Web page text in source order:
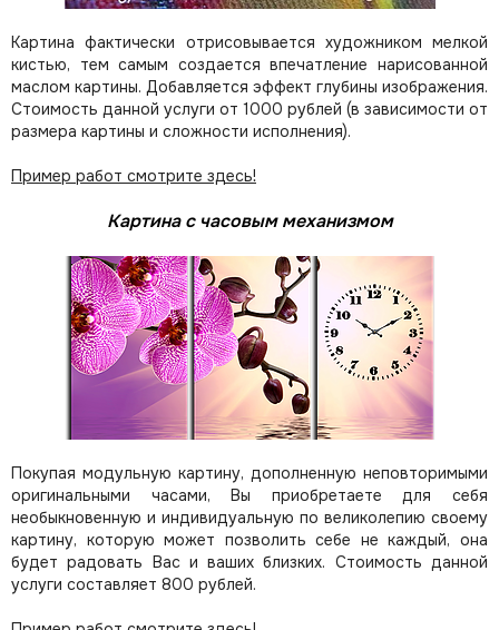
Картина фактически отрисовывается художником мелкой
кистью, тем самым создается впечатление нарисованной
маслом картины. Добавляется эффект глубины изображения.
Стоимость данной услуги от 1000 рублей (в зависимости от
размера картины и сложности исполнения).
Пример работ смотрите здесь!
Картина с часовым механизмом
Покупая модульную картину, дополненную неповторимыми
оригинальными часами, Вы приобретаете для себя
необыкновенную и индивидуальную по великолепию своему
картину, которую может позволить себе не каждый, она
будет радовать Вас и ваших близких. Стоимость данной
услуги составляет 800 рублей.